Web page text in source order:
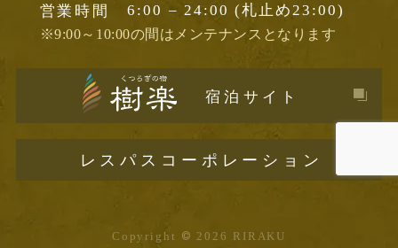
営業時間 6:00 – 24:00 (札止め23:00)
※9:00～10:00の間はメンテナンスとなります
宿泊サイト
レスパスコーポレーション
Copyright © 2026 RIRAKU